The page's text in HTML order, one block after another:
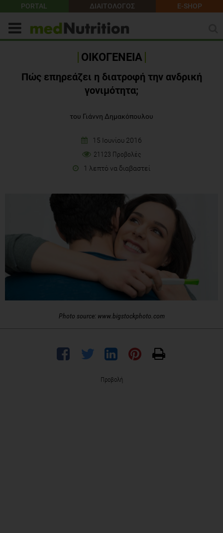
PORTAL ΔΙΑΙΤΟΛΟΓΟΣ E-SHOP
ΟΙΚΟΓΕΝΕΙΑ
Πώς επηρεάζει η διατροφή την ανδρική
γονιμότητα;
του Γιάννη Δημακόπουλου
15 Ιουνίου 2016
21123 Προβολές
1 λεπτό να διαβαστεί
Photo source: www.bigstockphoto.com
Προβολή